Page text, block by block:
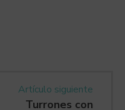
Artículo siguiente
Turrones con